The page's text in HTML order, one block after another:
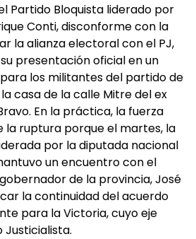
Partido Bloquista liderado por
Conti, disconforme con la
la alianza electoral con el PJ,
su presentación oficial en un
los militantes del partido de
casa de la calle Mitre del ex
En la práctica, la fuerza
la ruptura porque el martes, la
por la diputada nacional
un encuentro con el
de la provincia, José
la continuidad del acuerdo
para la Victoria, cuyo eje